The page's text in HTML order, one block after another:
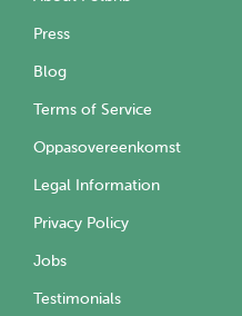
Press
Blog
Terms of Service
Oppasovereenkomst
Legal Information
Privacy Policy
Jobs
Testimonials